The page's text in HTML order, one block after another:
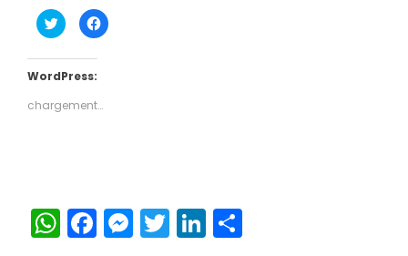
Cliquez
pour
partager
Twitter(ouvre
dans
fenêtre)
Cliquez
pour
fenêtre)
WordPress:
chargement…
WhatsApp
Facebook
Messenger
TwitterLinkedIn